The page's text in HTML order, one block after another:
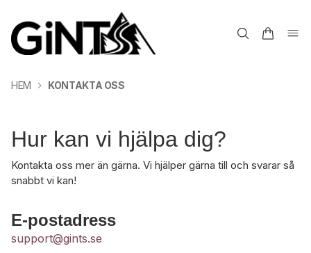
HEM KONTAKTA OSS
Hur kan vi hjälpa dig?
Kontakta oss mer än gärna. Vi hjälper gärna till och svarar så
snabbt vi kan!
E-postadress
support@gints.se